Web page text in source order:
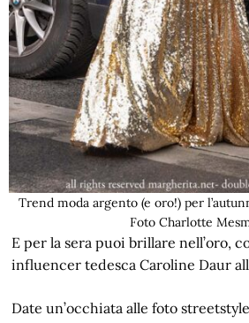
Trend moda argento (e oro!) per
Foto Charlotte
E per la sera puoi brillare nell’oro,
influencer tedesca Caroline Daur
Date un’occhiata alle foto